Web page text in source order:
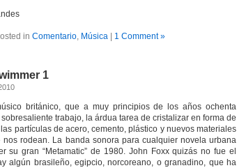
in Comentario, Música| 1 Comment »
1
británico, que a muy principios de los años ochenta
trabajo, la árdua tarea de cristalizar en forma de
partículas de acero, cemento, plástico y nuevos materiales
nos rodean. La banda sonora para cualquier novela urbana
su gran “Metamatic” de 1980. John Foxx quizás no fue el
algún brasileño, egipcio, norcoreano, o granadino, que ha